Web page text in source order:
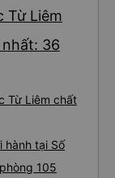
Từ Liêm
36
Từ Liêm chất
hành tại Số
105